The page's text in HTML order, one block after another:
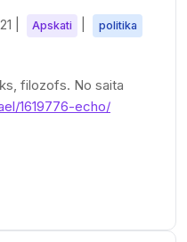
Apskati
politika
filozofs. No saita
1619776-echo/